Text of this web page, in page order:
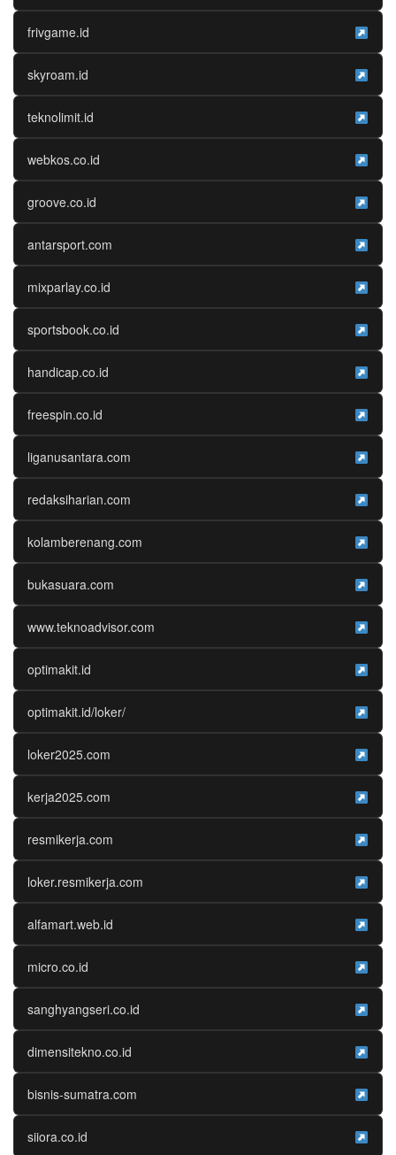
frivgame.id
skyroam.id
teknolimit.id
webkos.co.id
groove.co.id
antarsport.com
mixparlay.co.id
sportsbook.co.id
handicap.co.id
freespin.co.id
liganusantara.com
redaksiharian.com
kolamberenang.com
bukasuara.com
www.teknoadvisor.com
optimakit.id
optimakit.id/loker/
loker2025.com
kerja2025.com
resmikerja.com
loker.resmikerja.com
alfamart.web.id
micro.co.id
sanghyangseri.co.id
dimensitekno.co.id
bisnis-sumatra.com
siiora.co.id